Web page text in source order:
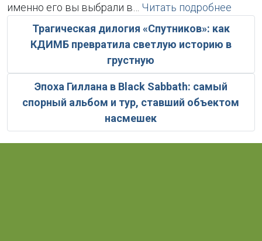
именно его вы выбрали в… Читать подробнее
Трагическая дилогия «Спутников»: как
КДИМБ превратила светлую историю в
грустную
Эпоха Гиллана в Black Sabbath: самый
спорный альбом и тур, ставший объектом
насмешек